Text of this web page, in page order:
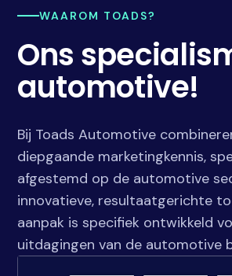
WAAROM TOADS?
Ons
automotive!
Bij Toads Automotive
diepgaande marketingkennis,
afgestemd op de automotive
innovatieve, resultaatgerichte
aanpak is specifiek ontwikkeld
uitdagingen van de automotive